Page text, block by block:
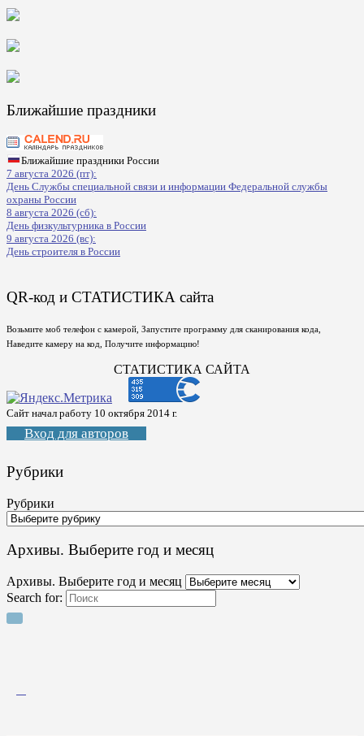
Ближайшие праздники
Ближайшие праздники России
7 августа 2026 (пт):
День Службы специальной связи и информации Федеральной службы
охраны России
8 августа 2026 (сб):
День физкультурника в России
9 августа 2026 (вс):
День строителя в России
QR-код и СТАТИСТИКА сайта
Возьмите моб телефон с камерой, Запустите программу для сканирования кода,
Наведите камеру на код, Получите информацию!
СТАТИСТИКА САЙТА
Сайт начал работу 10 октября 2014 г.
Вход для авторов
Рубрики
Рубрики
Архивы. Выберите год и месяц
Архивы. Выберите год и месяц
Search for: